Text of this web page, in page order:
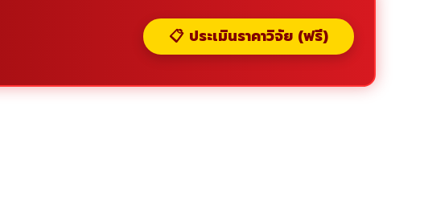
📋 ประเมินราคาวิจัย (ฟรี)